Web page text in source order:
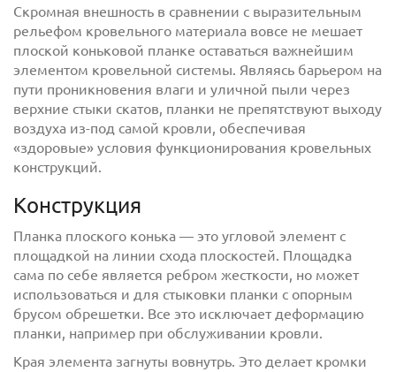
сполитикой обработки персональных данных
персональных данных
сполитикой конфиденциальности ознакомлен(-а)
и даю согласие
Скромная внешность в сравнении с выразительным
рельефом кровельного материала вовсе не мешает
плоской коньковой планке оставаться важнейшим
элементом кровельной системы. Являясь барьером на
пути проникновения влаги и уличной пыли через
верхние стыки скатов, планки не препятствуют выходу
воздуха из-под самой кровли, обеспечивая
«здоровые» условия функционирования кровельных
конструкций.
Конструкция
Планка плоского конька — это угловой элемент с
площадкой на линии схода плоскостей. Площадка
сама по себе является ребром жесткости, но может
использоваться и для стыковки планки с опорным
брусом обрешетки. Все это исключает деформацию
планки, например при обслуживании кровли.
Края элемента загнуты вовнутрь. Это делает кромки